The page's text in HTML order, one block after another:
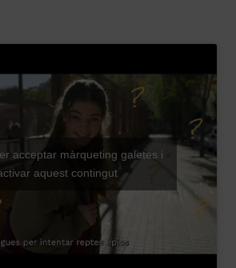
acceptar màrqueting galetes i
aquest contingut